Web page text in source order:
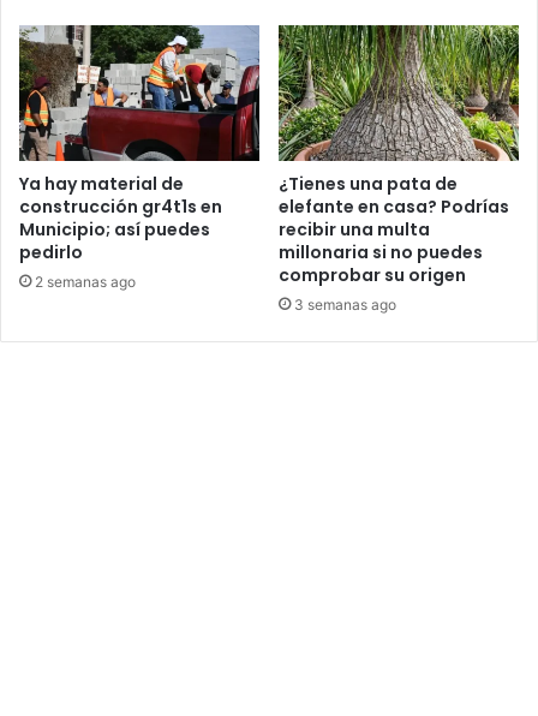
Ya hay material de
construcción gr4t1s en
Municipio; así puedes
pedirlo
2 semanas ago
¿Tienes una pata de
elefante en casa? Podrías
recibir una multa
millonaria si no puedes
comprobar su origen
3 semanas ago